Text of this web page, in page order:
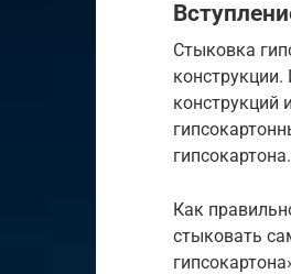
Стыковка
конструкций
гипсокартона.
Как
стыковать